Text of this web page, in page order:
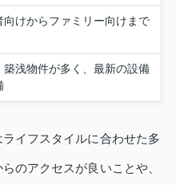
向けからファミリー向けまで
築浅物件が多く、最新の設備
イフスタイルに合わせた多
のアクセスが良いことや、